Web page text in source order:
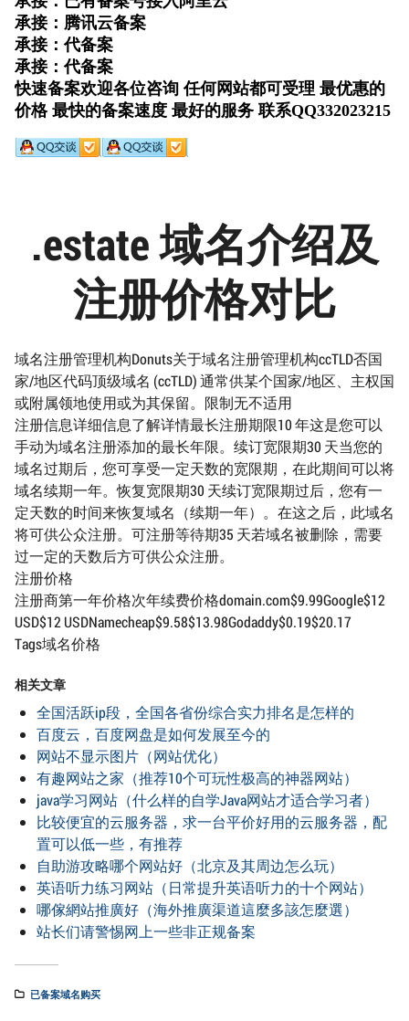
.estate 域名介绍及
注册价格对比
域名注册管理机构Donuts关于域名注册管理机构ccTLD否国
家/地区代码顶级域名 (ccTLD) 通常供某个国家/地区、主权国
或附属领地使用或为其保留。限制无不适用
注册信息详细信息了解详情最长注册期限10 年这是您可以
手动为域名注册添加的最长年限。续订宽限期30 天当您的
域名过期后，您可享受一定天数的宽限期，在此期间可以将
域名续期一年。恢复宽限期30 天续订宽限期过后，您有一
定天数的时间来恢复域名（续期一年）。在这之后，此域名
将可供公众注册。可注册等待期35 天若域名被删除，需要
过一定的天数后方可供公众注册。
注册价格
注册商第一年价格次年续费价格domain.com$9.99Google$12
USD$12 USDNamecheap$9.58$13.98Godaddy$0.19$20.17
Tags域名价格
相关文章
全国活跃ip段，全国各省份综合实力排名是怎样的
百度云，百度网盘是如何发展至今的
网站不显示图片（网站优化）
有趣网站之家（推荐10个可玩性极高的神器网站）
java学习网站（什么样的自学Java网站才适合学习者）
比较便宜的云服务器，求一台平价好用的云服务器，配
置可以低一些，有推荐
自助游攻略哪个网站好（北京及其周边怎么玩）
英语听力练习网站（日常提升英语听力的十个网站）
哪傢網站推廣好（海外推廣渠道這麼多該怎麼選）
站长们请警惕网上一些非正规备案
已备案域名购买